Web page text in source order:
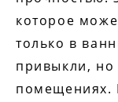
которое
только в
привыкли, но
помещениях.